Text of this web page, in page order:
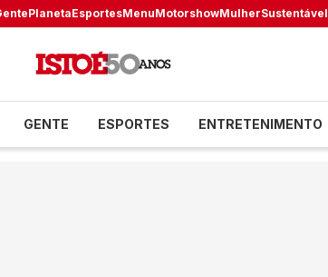
PlanetaEsportesMenuMotorshowMulherSustentável
GENTE ESPORTES ENTRETENIMENTO